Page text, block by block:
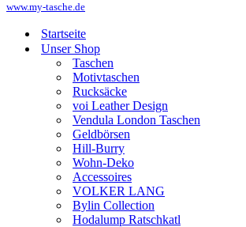
www.my-tasche.de
Startseite
Unser Shop
Taschen
Motivtaschen
Rucksäcke
voi Leather Design
Vendula London Taschen
Geldbörsen
Hill-Burry
Wohn-Deko
Accessoires
VOLKER LANG
Bylin Collection
Hodalump Ratschkatl